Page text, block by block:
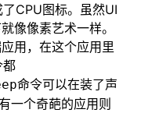
CPU图标。虽然UI
像像素艺术一样。
用，在这个应用里
都
命令可以在装了声
一个奇葩的应用则